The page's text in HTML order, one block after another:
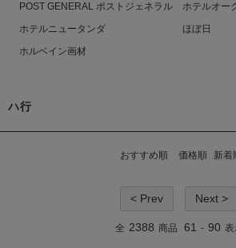
POST GENERAL ポストジェネラル
ホテルオー
ホテルニュータンダ
ほぼ日
ホルベイン画材
ハ行
おすすめ順 価格順 新着
< Prev Next >
全 2388 商品 61 - 90 表